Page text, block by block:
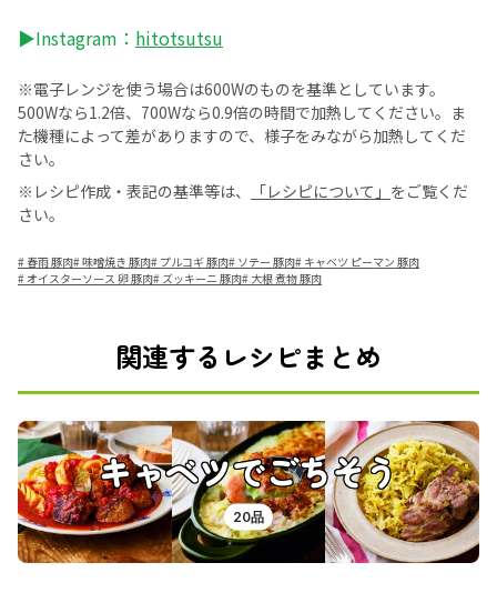
▶Instagram： hitotsutsu
※電子レンジを使う場合は600Wのものを基準としています。
500Wなら1.2倍、700Wなら0.9倍の時間で加熱してください。ま
た機種によって差がありますので、様子をみながら加熱してくだ
さい。
※レシピ作成・表記の基準等は、
「レシピについて」 をご覧くだ
さい。
# 春雨 豚肉#味噌焼き 豚肉# プルコギ 豚肉# ソテー 豚肉# キャベツ ピーマン 豚肉
#オイスターソース 卵 豚肉# ズッキーニ 豚肉# 大根 煮物 豚肉
関連するレシピまとめ
キャベツでごちそう
20品